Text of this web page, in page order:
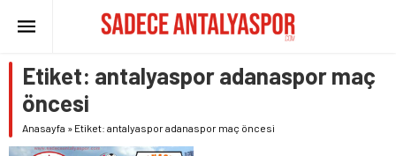
Etiket: antalyaspor adanaspor maç
öncesi
Anasayfa » Etiket: antalyaspor adanaspor maç öncesi